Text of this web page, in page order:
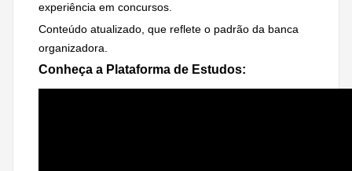
experiência em concursos.
Conteúdo atualizado, que reflete o padrão da banca
organizadora.
Conheça a Plataforma de Estudos: